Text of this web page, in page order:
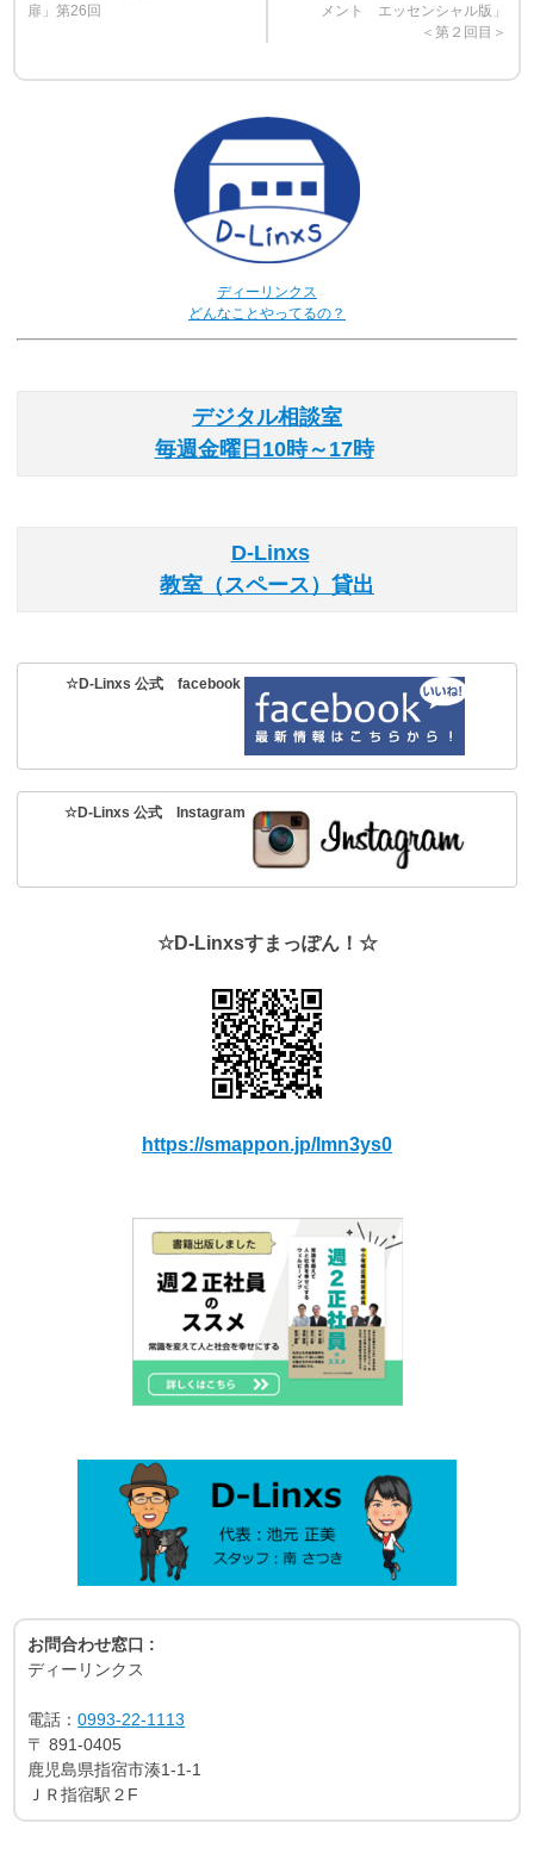
扉」第26回
メント エッセンシャル版」
＜第２回目＞
ディーリンクス
どんなことやってるの？
デジタル相談室
毎週金曜日10時～17時
D-Linxs
教室（スペース）貸出
☆D-Linxs 公式 facebook
☆D-Linxs 公式 Instagram
☆D-Linxsすまっぽん！☆
https://smappon.jp/lmn3ys0
お問合わせ窓口 :
ディーリンクス
電話：0993-22-1113
〒891-0405
鹿児島県指宿市湊1-1-1
ＪＲ指宿駅２F